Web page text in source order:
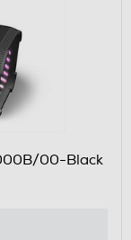
00-Black